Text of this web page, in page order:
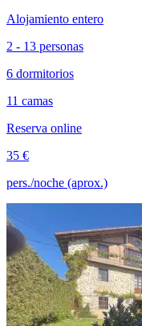
Alojamiento entero
2 - 13 personas
6 dormitorios
11 camas
Reserva online
35 €
pers./noche (aprox.)